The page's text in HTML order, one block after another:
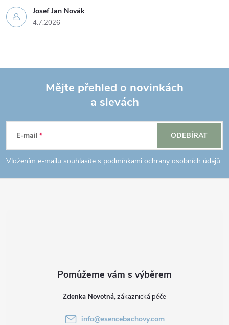
Josef Jan Novák
4.7.2026
p
Mějte přehled o novinkách
a slevách
E-mail
Vložením e-mailu souhlasíte s podmínkami ochrany osobních údajů
ODEBÍRAT
Zdenka Novotná
info@esencebachovy.com